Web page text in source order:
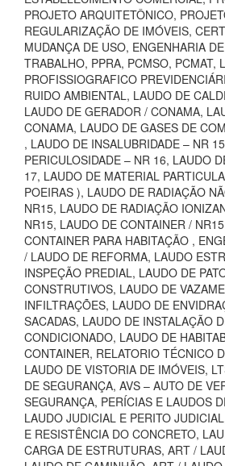
PROJETO ARQUITETÔNICO,
REGULARIZAÇÃO DE IMÓVEIS,
MUDANÇA DE USO, ENGENHARIA
TRABALHO, PPRA, PCMSO, PCMAT,
PROFISSIOGRAFICO
RUIDO AMBIENTAL, LAUDO DE
LAUDO DE GERADOR / CONAMA,
CONAMA, LAUDO DE GASES DE
, LAUDO DE INSALUBRIDADE – NR
PERICULOSIDADE – NR 16, LAUDO
17, LAUDO DE MATERIAL
POEIRAS ), LAUDO DE RADIAÇÃO
NR15, LAUDO DE RADIAÇÃO
NR15, LAUDO DE CONTAINER /
CONTAINER PARA HABITAÇÃO ,
/ LAUDO DE REFORMA, LAUDO
INSPEÇÃO PREDIAL, LAUDO DE
CONSTRUTIVOS, LAUDO DE
INFILTRAÇÕES, LAUDO DE
SACADAS, LAUDO DE INSTALAÇÃO
CONDICIONADO, LAUDO DE
CONTAINER, RELATORIO TÉCNICO
LAUDO DE VISTORIA DE IMÓVEIS,
DE SEGURANÇA, AVS – AUTO DE
SEGURANÇA, PERÍCIAS E LAUDOS
LAUDO JUDICIAL E PERITO
E RESISTÊNCIA DO CONCRETO,
CARGA DE ESTRUTURAS, ART /